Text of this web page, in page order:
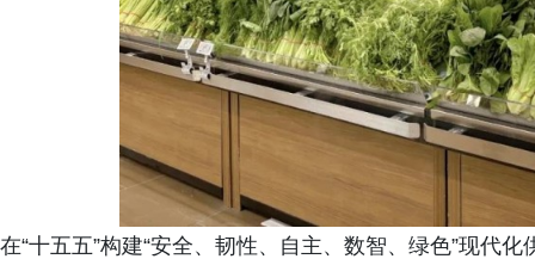
在“十五五”构建“安全、韧性、自主、数智、绿色”现代